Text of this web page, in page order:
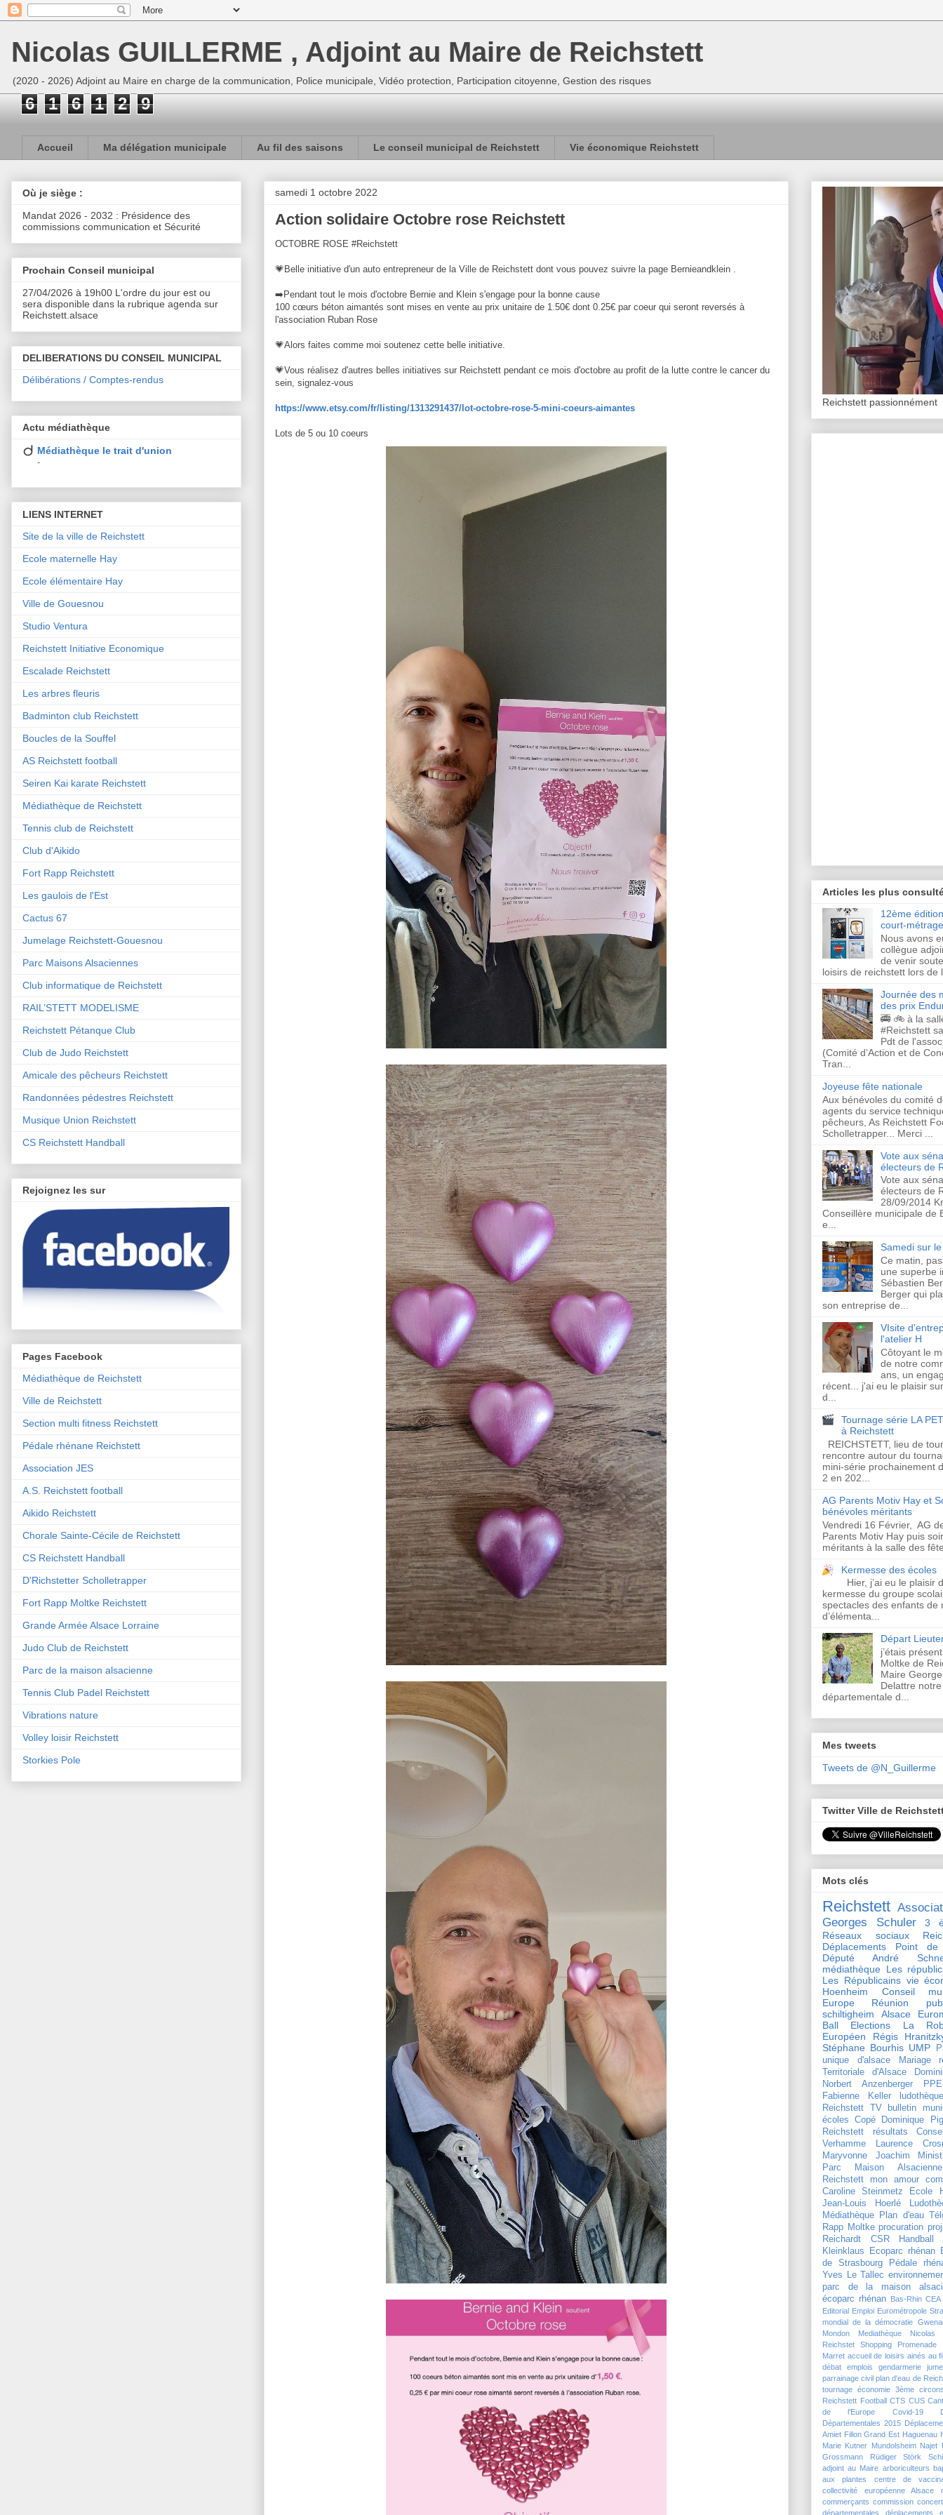
Nicolas GUILLERME , Adjoint au Maire de Reichstett
(2020 - 2026) Adjoint au Maire en charge de la communication, Police municipale, Vidéo protection, Participation citoyenne, Gestion des risques
6 1 6 1 2 9
Accueil Ma délégation municipale Au fil des saisons Le conseil municipal de Reichstett Vie économique Reichstett
samedi 1 octobre 2022
Action solidaire Octobre rose Reichstett
OCTOBRE ROSE #Reichstett
💗Belle initiative d'un auto entrepreneur de la Ville de Reichstett dont vous pouvez suivre la page Bernieandklein .
➡️Pendant tout le mois d'octobre Bernie and Klein s'engage pour la bonne cause
100 cœurs béton aimantés sont mises en vente au prix unitaire de 1.50€ dont 0.25€ par coeur qui seront reversés à
l'association Ruban Rose
💗Alors faites comme moi soutenez cette belle initiative.
💗Vous réalisez d'autres belles initiatives sur Reichstett pendant ce mois d'octobre au profit de la lutte contre le cancer du
sein, signalez-vous
https://www.etsy.com/fr/listing/1313291437/lot-octobre-rose-5-mini-coeurs-aimantes
Lots de 5 ou 10 coeurs
Où je siège :
Mandat 2026 - 2032 : Présidence des
commissions communication et Sécurité
Prochain Conseil municipal
27/04/2026 à 19h00 L'ordre du jour est ou
sera disponible dans la rubrique agenda sur
Reichstett.alsace
DELIBERATIONS DU CONSEIL MUNICIPAL
Délibérations / Comptes-rendus
Actu médiathèque
Médiathèque le trait d'union
-
LIENS INTERNET
Site de la ville de Reichstett
Ecole maternelle Hay
Ecole élémentaire Hay
Ville de Gouesnou
Studio Ventura
Reichstett Initiative Economique
Escalade Reichstett
Les arbres fleuris
Badminton club Reichstett
Boucles de la Souffel
AS Reichstett football
Seiren Kai karate Reichstett
Médiathèque de Reichstett
Tennis club de Reichstett
Club d'Aikido
Fort Rapp Reichstett
Les gaulois de l'Est
Cactus 67
Jumelage Reichstett-Gouesnou
Parc Maisons Alsaciennes
Club informatique de Reichstett
RAIL’STETT MODELISME
Reichstett Pétanque Club
Club de Judo Reichstett
Amicale des pêcheurs Reichstett
Randonnées pédestres Reichstett
Musique Union Reichstett
CS Reichstett Handball
Rejoignez les sur
Pages Facebook
Médiathèque de Reichstett
Ville de Reichstett
Section multi fitness Reichstett
Pédale rhénane Reichstett
Association JES
A.S. Reichstett football
Aikido Reichstett
Chorale Sainte-Cécile de Reichstett
CS Reichstett Handball
D'Richstetter Scholletrapper
Fort Rapp Moltke Reichstett
Grande Armée Alsace Lorraine
Judo Club de Reichstett
Parc de la maison alsacienne
Tennis Club Padel Reichstett
Vibrations nature
Volley loisir Reichstett
Storkies Pole
Reichstett passionnément
Articles les plus
12ème
court-
Nous avons
collègue
de venir
loisirs de reichstett lors de
Journée des
des prix
🚎 🚲 à la
#Reichstett
Pdt de
(Comité d’Action et de
Tran...
Joyeuse fête nationale
Aux bénévoles du comité
agents du service
pêcheurs, As Reichstett
Scholletrapper... Merci ...
Vote aux
électeurs de
Vote aux
électeurs de
28/09/2014
Conseillère municipale de
e...
Samedi sur
Ce matin,
une superbe
Sébastien
Berger qui
son entreprise de...
VIsite
l'atelier H
Côtoyant le
de notre
ans, un
récent... j'ai eu le plaisir
d...
Tournage série LA
à Reichstett
REICHSTETT, lieu de
rencontre autour du
mini-série prochainement
2 en 202...
AG Parents Motiv Hay et
bénévoles méritants
Vendredi 16 Février, AG
Parents Motiv Hay puis
méritants à la salle des
Kermesse des écoles
Hier, j’ai eu le plaisir
kermesse du groupe
spectacles des enfants de
d’élémenta...
Départ
j’étais
Moltke de
Maire
Delattre
départementale d...
Mes tweets
Tweets de @N_Guillerme
Twitter Ville de
Mots clés
Reichstett
Georges Schuler
3
Réseaux sociaux
Déplacements
Point de
Député André
médiathèque Les
Les Républicains vie
Hoenheim
Conseil
Europe
Réunion
schiltigheim
Alsace
Ball
Elections
La
Européen
Régis
Stéphane Bourhis UMP
unique d'alsace
Mariage
Territoriale d'Alsace
Norbert Anzenberger
PPE
Fabienne Keller
ludothèque
Reichstett TV
bulletin
écoles
Copé
Dominique
Reichstett
résultats
Verhamme
Laurence
Maryvonne Joachim
Parc Maison Alsacienne
Reichstett mon amour
Caroline Steinmetz
Ecole
Jean-Louis Hoerlé
Médiathèque
Plan d'eau
Rapp Moltke procuration
Reichardt
CSR Handball
Kleinklaus
Ecoparc rhénan
de Strasbourg
Pédale
Yves Le Tallec
parc de la maison
écoparc rhénan
Bas-Rhin CEA
Editorial
Emploi Eurométropole
mondial de la démocratie
Mondon
Mediathèque
Nicolas
Reichstet
Shopping
Marret accueil de loisirs ainés au
débat
emplois gendarmerie
parrainage civil plan d'eau de
tournage économie 3ème
Reichstett Football
CTS CUS
de l'Europe
Covid-19
Départementales 2015
Amiet Fillon Grand Est Haguenau
Marie Kutner Mundolsheim Najet
Grossmann
Rüdiger Störk
adjoint au Maire arboriculteurs
aux plantes
centre de
collectivité européenne Alsace
commerçants commission concert
départementales
déplacements